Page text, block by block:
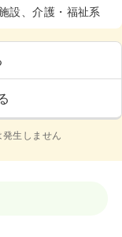
設、介護・福祉系
生しません